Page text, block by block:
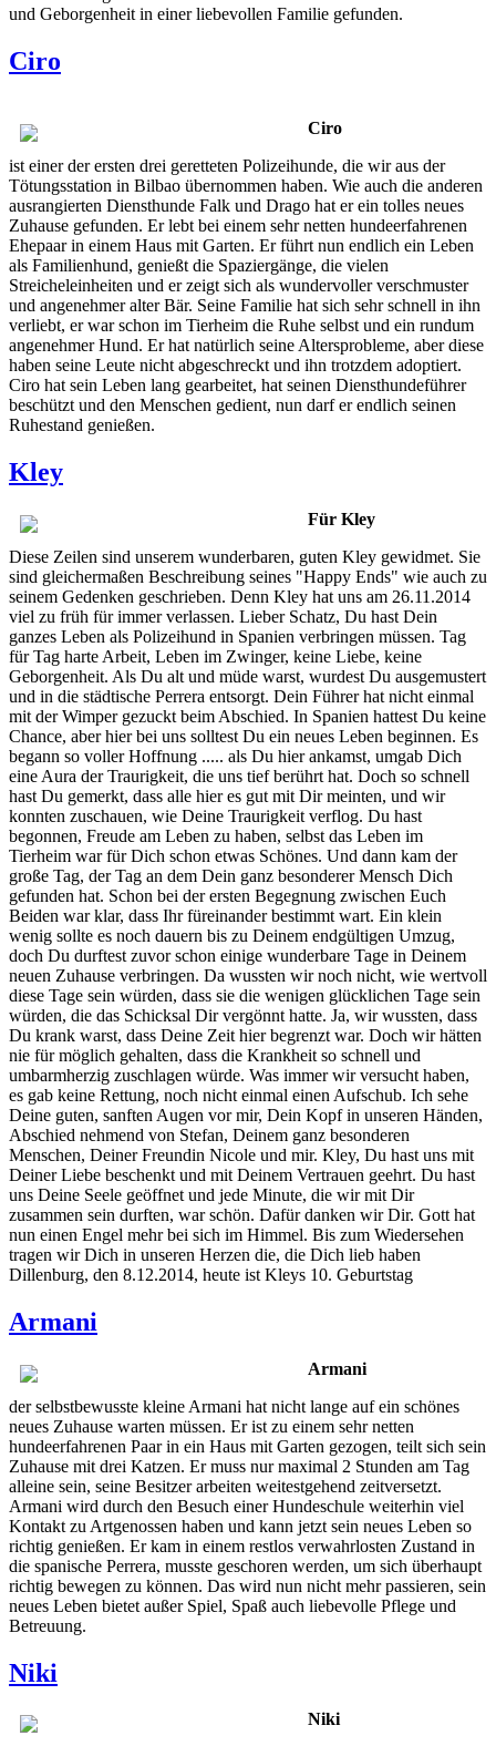
und Geborgenheit in einer liebevollen Familie gefunden.
Ciro
Ciro
ist einer der ersten drei geretteten Polizeihunde, die wir aus der
Tötungsstation in Bilbao übernommen haben. Wie auch die anderen
ausrangierten Diensthunde Falk und Drago hat er ein tolles neues
Zuhause gefunden. Er lebt bei einem sehr netten hundeerfahrenen
Ehepaar in einem Haus mit Garten. Er führt nun endlich ein Leben
als Familienhund, genießt die Spaziergänge, die vielen
Streicheleinheiten und er zeigt sich als wundervoller verschmuster
und angenehmer alter Bär. Seine Familie hat sich sehr schnell in ihn
verliebt, er war schon im Tierheim die Ruhe selbst und ein rundum
angenehmer Hund. Er hat natürlich seine Altersprobleme, aber diese
haben seine Leute nicht abgeschreckt und ihn trotzdem adoptiert.
Ciro hat sein Leben lang gearbeitet, hat seinen Diensthundeführer
beschützt und den Menschen gedient, nun darf er endlich seinen
Ruhestand genießen.
Kley
Für Kley
Diese Zeilen sind unserem wunderbaren, guten Kley gewidmet. Sie
sind gleichermaßen Beschreibung seines "Happy Ends" wie auch zu
seinem Gedenken geschrieben. Denn Kley hat uns am 26.11.2014
viel zu früh für immer verlassen. Lieber Schatz, Du hast Dein
ganzes Leben als Polizeihund in Spanien verbringen müssen. Tag
für Tag harte Arbeit, Leben im Zwinger, keine Liebe, keine
Geborgenheit. Als Du alt und müde warst, wurdest Du ausgemustert
und in die städtische Perrera entsorgt. Dein Führer hat nicht einmal
mit der Wimper gezuckt beim Abschied. In Spanien hattest Du keine
Chance, aber hier bei uns solltest Du ein neues Leben beginnen. Es
begann so voller Hoffnung ..... als Du hier ankamst, umgab Dich
eine Aura der Traurigkeit, die uns tief berührt hat. Doch so schnell
hast Du gemerkt, dass alle hier es gut mit Dir meinten, und wir
konnten zuschauen, wie Deine Traurigkeit verflog. Du hast
begonnen, Freude am Leben zu haben, selbst das Leben im
Tierheim war für Dich schon etwas Schönes. Und dann kam der
große Tag, der Tag an dem Dein ganz besonderer Mensch Dich
gefunden hat. Schon bei der ersten Begegnung zwischen Euch
Beiden war klar, dass Ihr füreinander bestimmt wart. Ein klein
wenig sollte es noch dauern bis zu Deinem endgültigen Umzug,
doch Du durftest zuvor schon einige wunderbare Tage in Deinem
neuen Zuhause verbringen. Da wussten wir noch nicht, wie wertvoll
diese Tage sein würden, dass sie die wenigen glücklichen Tage sein
würden, die das Schicksal Dir vergönnt hatte. Ja, wir wussten, dass
Du krank warst, dass Deine Zeit hier begrenzt war. Doch wir hätten
nie für möglich gehalten, dass die Krankheit so schnell und
umbarmherzig zuschlagen würde. Was immer wir versucht haben,
es gab keine Rettung, noch nicht einmal einen Aufschub. Ich sehe
Deine guten, sanften Augen vor mir, Dein Kopf in unseren Händen,
Abschied nehmend von Stefan, Deinem ganz besonderen
Menschen, Deiner Freundin Nicole und mir. Kley, Du hast uns mit
Deiner Liebe beschenkt und mit Deinem Vertrauen geehrt. Du hast
uns Deine Seele geöffnet und jede Minute, die wir mit Dir
zusammen sein durften, war schön. Dafür danken wir Dir. Gott hat
nun einen Engel mehr bei sich im Himmel. Bis zum Wiedersehen
tragen wir Dich in unseren Herzen die, die Dich lieb haben
Dillenburg, den 8.12.2014, heute ist Kleys 10. Geburtstag
Armani
Armani
der selbstbewusste kleine Armani hat nicht lange auf ein schönes
neues Zuhause warten müssen. Er ist zu einem sehr netten
hundeerfahrenen Paar in ein Haus mit Garten gezogen, teilt sich sein
Zuhause mit drei Katzen. Er muss nur maximal 2 Stunden am Tag
alleine sein, seine Besitzer arbeiten weitestgehend zeitversetzt.
Armani wird durch den Besuch einer Hundeschule weiterhin viel
Kontakt zu Artgenossen haben und kann jetzt sein neues Leben so
richtig genießen. Er kam in einem restlos verwahrlosten Zustand in
die spanische Perrera, musste geschoren werden, um sich überhaupt
richtig bewegen zu können. Das wird nun nicht mehr passieren, sein
neues Leben bietet außer Spiel, Spaß auch liebevolle Pflege und
Betreuung.
Niki
Niki